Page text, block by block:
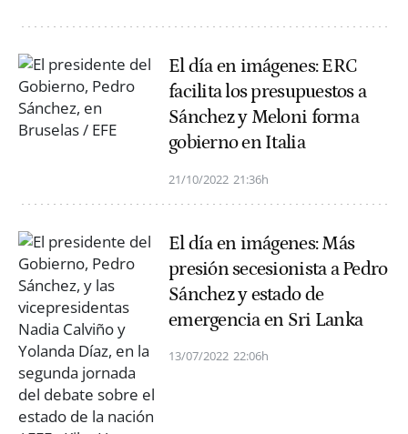
El día en imágenes: ERC
facilita los presupuestos a
Sánchez y Meloni forma
gobierno en Italia
21/10/2022 21:36h
El día en imágenes: Más
presión secesionista a Pedro
Sánchez y estado de
emergencia en Sri Lanka
13/07/2022 22:06h